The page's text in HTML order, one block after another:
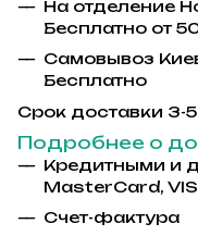
На отделение
Бесплатно от
Самовывоз
Бесплатно
Срок доставки 3-
Подробнее о
Кредитными и
MasterCard,
Счет-фактура